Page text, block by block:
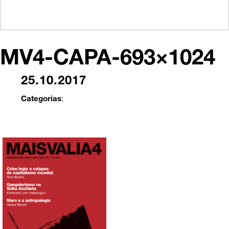
MV4-CAPA-693×1024
25.10.2017
Categorias: